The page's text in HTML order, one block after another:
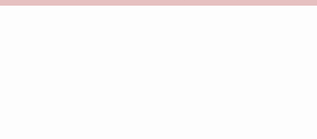
オンラインストア通販サイト | Online Store